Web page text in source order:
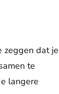
zeggen dat je
te
langere